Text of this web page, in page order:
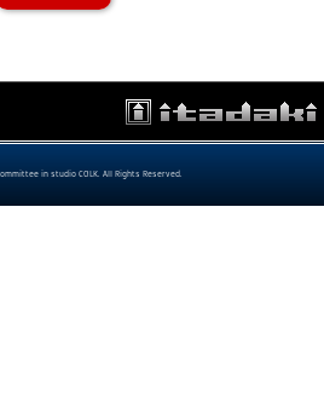
in studio COLK. All Rights Reserved.